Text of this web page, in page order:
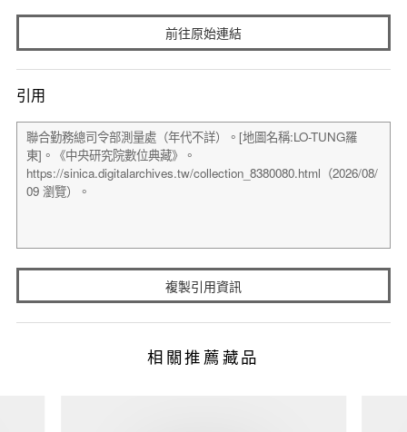
前往原始連結
引用
複製引用資訊
相關推薦藏品